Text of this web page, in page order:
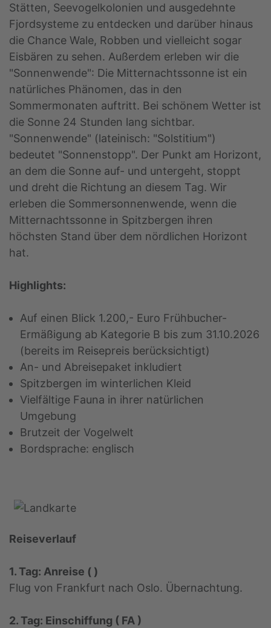
Stätten, Seevogelkolonien und ausgedehnte
Fjordsysteme zu entdecken und darüber hinaus
die Chance Wale, Robben und vielleicht sogar
Eisbären zu sehen. Außerdem erleben wir die
"Sonnenwende": Die Mitternachtssonne ist ein
natürliches Phänomen, das in den
Sommermonaten auftritt. Bei schönem Wetter ist
die Sonne 24 Stunden lang sichtbar.
"Sonnenwende" (lateinisch: "Solstitium")
bedeutet "Sonnenstopp". Der Punkt am Horizont,
an dem die Sonne auf- und untergeht, stoppt
und dreht die Richtung an diesem Tag. Wir
erleben die Sommersonnenwende, wenn die
Mitternachtssonne in Spitzbergen ihren
höchsten Stand über dem nördlichen Horizont
hat.
Highlights:
Auf einen Blick 1.200,- Euro Frühbucher-
Ermäßigung ab Kategorie B bis zum 31.10.2026
(bereits im Reisepreis berücksichtigt)
An- und Abreisepaket inkludiert
Spitzbergen im winterlichen Kleid
Vielfältige Fauna in ihrer natürlichen
Umgebung
Brutzeit der Vogelwelt
Bordsprache: englisch
Reiseverlauf
1. Tag: Anreise ( )
Flug von Frankfurt nach Oslo. Übernachtung.
2. Tag: Einschiffung ( FA )